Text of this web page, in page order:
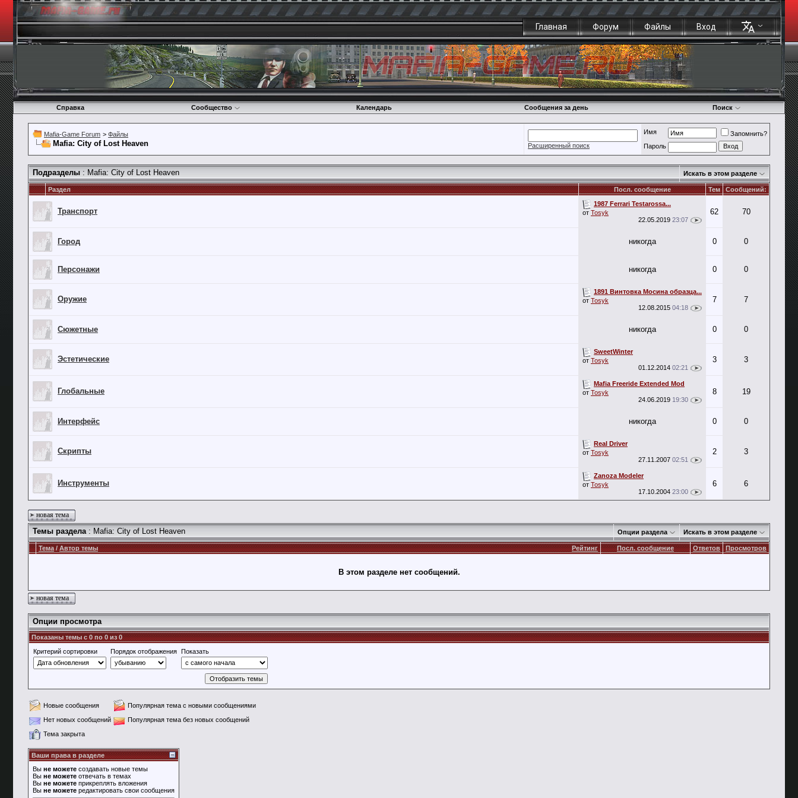
Главная Форум Файлы Вход
Справка Сообщество Календарь Сообщения за день Поиск
Mafia-Game Forum > Файлы
Mafia: City of Lost Heaven Расширенный поиск
Имя
Запомнить?
Пароль
Подразделы : Mafia: City of Lost Heaven Искать в этом разделе
Раздел Посл. сообщение Тем Сообщений:
Транспорт
1987 Ferrari Testarossa...
от Tosyk
22.05.2019 23:07
62 70
Город никогда 0 0
Персонажи никогда 0 0
Оружие
1891 Винтовка Мосина образца...
от Tosyk
12.08.2015 04:18
7 7
Сюжетные никогда 0 0
Эстетические
SweetWinter
от Tosyk
01.12.2014 02:21
3 3
Глобальные
Mafia Freeride Extended Mod
от Tosyk
24.06.2019 19:30
8 19
Интерфейс никогда 0 0
Скрипты
Real Driver
от Tosyk
27.11.2007 02:51
2 3
Инструменты
Zanoza Modeler
от Tosyk
17.10.2004 23:00
6 6
новая тема
Темы раздела: Mafia: City of Lost Heaven Опции раздела Искать в этом разделе
Рейтинг
Тема/Автор темы Посл. сообщение Ответов Просмотров
В этом разделе нет сообщений.
новая тема
Опции просмотра
Показаны темы с 0 по 0 из 0
Критерий сортировки
Порядок отображения Показать
Новые сообщения
Популярная тема с новыми сообщениями
Нет новых сообщений
Популярная тема без новых сообщений
Тема закрыта
Ваши права в разделе
Вы не можете создавать новые темы
Вы не можете отвечать в темах
Вы не можете прикреплять вложения
Вы не можете редактировать свои сообщения